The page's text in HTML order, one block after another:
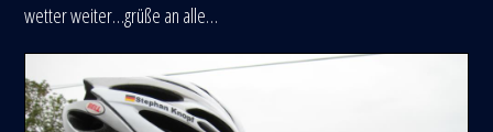
wetter weiter…grüße an alle…